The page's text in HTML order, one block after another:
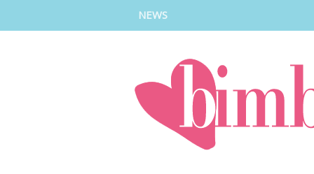
NEWS